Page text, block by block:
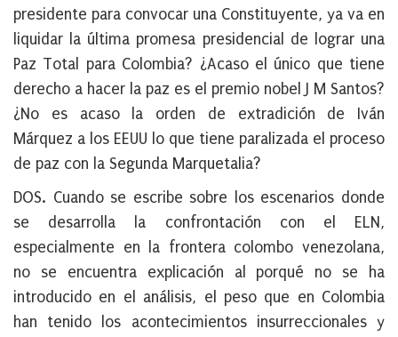
presidente para convocar una Constituyente, ya va en
liquidar la última promesa presidencial de lograr una
Paz Total para Colombia? ¿Acaso el único que tiene
derecho a hacer la paz es el premio nobel J M Santos?
¿No es acaso la orden de extradición de Iván
Márquez a los EEUU lo que tiene paralizada el proceso
de paz con la Segunda Marquetalia?
DOS. Cuando se escribe sobre los escenarios donde
se desarrolla la confrontación con el ELN,
especialmente en la frontera colombo venezolana,
no se encuentra explicación al porqué no se ha
introducido en el análisis, el peso que en Colombia
han tenido los acontecimientos insurreccionales y